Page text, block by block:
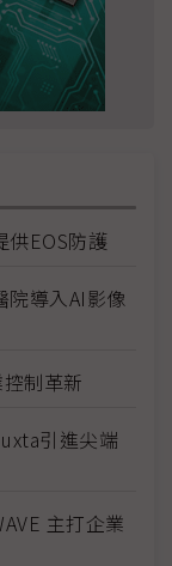
供EOS防護
院導入AI影像
制革新
引進尖端
主打企業